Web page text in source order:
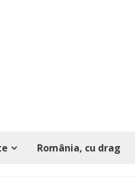
România, cu drag